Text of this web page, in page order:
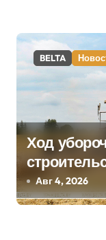
п
и
с
я
м
BELTA
Ход
Лукашенко
Авг 4, 2026